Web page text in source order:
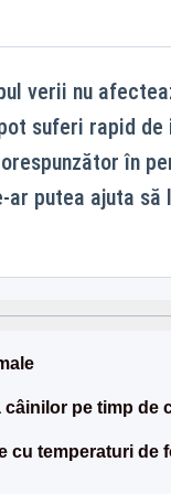
verii nu
suferi rapid
în
putea ajuta să
pe timp de
cu temperaturi de